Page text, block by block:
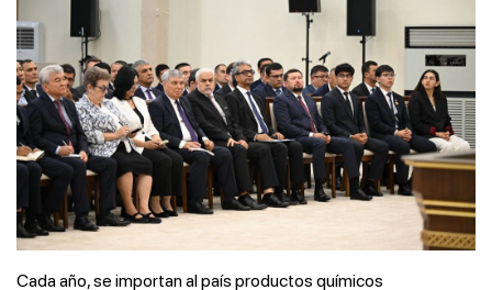
Cada año, se importan al país productos químicos